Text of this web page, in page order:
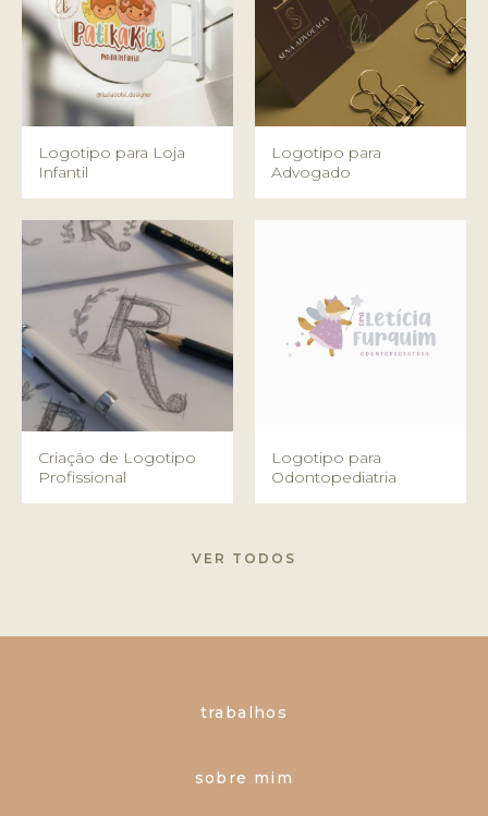
Logotipo para Loja
Infantil
Logotipo para
Advogado
Criação de Logotipo
Profissional
Logotipo para
Odontopediatria
VER TODOS
trabalhos
sobre mim